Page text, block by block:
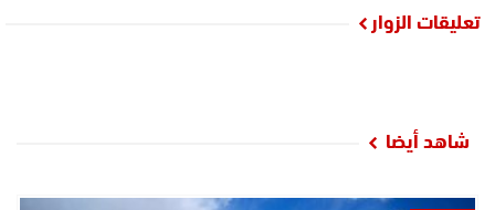
تعليقات الزوار
شاهد أيضا